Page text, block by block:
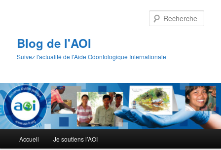
Blog de l'AOI
Suivez l'actualité de l'Aide Odontologique Internationale
principal
Accueil Je soutiens l’AOI